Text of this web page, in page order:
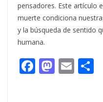
pensadores. Este artículo
muerte condiciona
y la búsqueda de sentido
humana.
F M E